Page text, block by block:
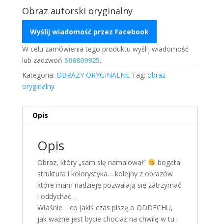
Obraz autorski oryginalny
Wyślij wiadomość przez Facebook
W celu zamówienia tego produktu wyślij wiadomość
lub zadzwoń 506809925.
Kategoria: OBRAZY ORYGINALNE Tag: obraz
oryginalny
Opis
Opis
Obraz, który „sam się namalował”
bogata
struktura i kolorystyka… kolejny z obrazów
które mam nadzieję pozwalają się zatrzymać
i oddychać…
Właśnie… co jakiś czas piszę o ODDECHU,
jak ważne jest bycie chociaż na chwilę w tu i